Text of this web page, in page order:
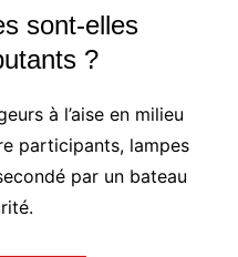
sont-elles
?
à l’aise en milieu
participants, lampes
par un bateau